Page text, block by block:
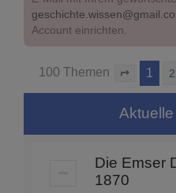
Account einrichten.
100 Themen Seite
1 2
Die Emser
1870